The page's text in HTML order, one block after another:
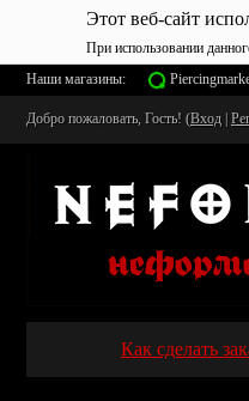
Этот веб-сайт
При использовании
Наши магазины:
Добро пожаловать, Гость! (Вход
Как сделать